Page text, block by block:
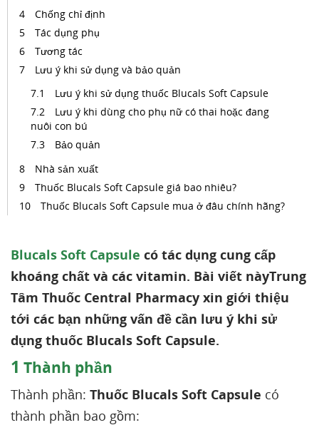
Chống chỉ định
Tác dụng phụ
Tương tác
Lưu ý khi sử dụng và bảo quản
Lưu ý khi sử dụng thuốc Blucals Soft Capsule
Lưu ý khi dùng cho phụ nữ có thai hoặc đang
nuôi con bú
Bảo quản
Nhà sản xuất
Thuốc Blucals Soft Capsule giá bao nhiêu?
Thuốc Blucals Soft Capsule mua ở đâu chính hãng?
Blucals Soft Capsule có tác dụng cung cấp
khoáng chất và các vitamin. Bài viết nàyTrung
Tâm Thuốc Central Pharmacy xin giới thiệu
tới các bạn những vấn đề cần lưu ý khi sử
dụng thuốc Blucals Soft Capsule.
1 Thành phần
Thành phần: Thuốc Blucals Soft Capsule có
thành phần bao gồm: